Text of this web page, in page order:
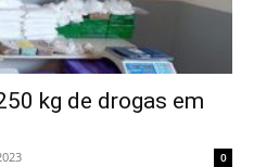
kg de drogas em
0